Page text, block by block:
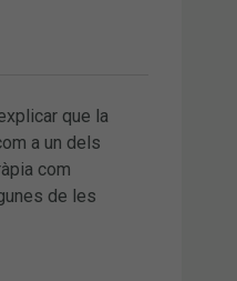
que la
a un dels
com
de les